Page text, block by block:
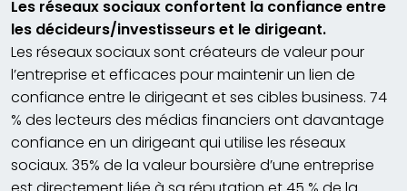
Les réseaux sociaux confortent la confiance entre
les décideurs/investisseurs et le dirigeant.
Les réseaux sociaux sont créateurs de valeur pour
l’entreprise et efficaces pour maintenir un lien de
confiance entre le dirigeant et ses cibles business. 74
% des lecteurs des médias financiers ont davantage
confiance en un dirigeant qui utilise les réseaux
sociaux. 35% de la valeur boursière d’une entreprise